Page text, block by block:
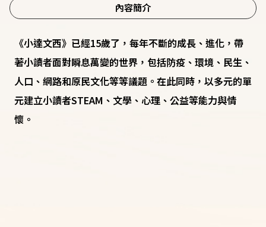
內容簡介
《小達文西》已經15歲了，每年不斷的成長、進化，帶
著小讀者面對瞬息萬變的世界，包括防疫、環境、民生、
人口、網路和原民文化等等議題。在此同時，以多元的單
元建立小讀者STEAM、文學、心理、公益等能力與情
懷。